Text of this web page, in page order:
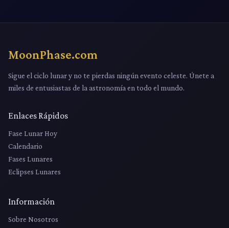
MoonPhase.com
Sigue el ciclo lunar y no te pierdas ningún evento celeste. Únete a
miles de entusiastas de la astronomía en todo el mundo.
Enlaces Rápidos
Fase Lunar Hoy
Calendario
Fases Lunares
Eclipses Lunares
Información
Sobre Nosotros